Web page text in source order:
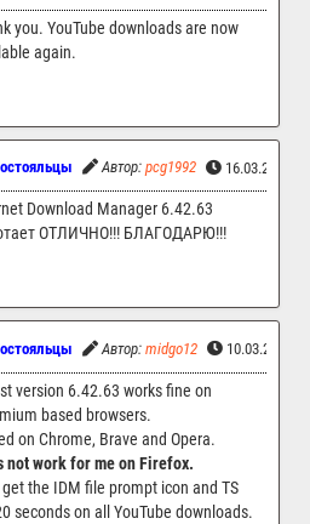
you. YouTube downloads are now
again.
Автор: pcg1992 16.03.2026
Download Manager 6.42.63
ОТЛИЧНО!!! БЛАГОДАРЮ!!!
Автор: midgo12 10.03.2026
version 6.42.63 works fine on
based browsers.
on Chrome, Brave and Opera.
not work for me on Firefox.
the IDM file prompt icon and TS
seconds on all YouTube downloads.